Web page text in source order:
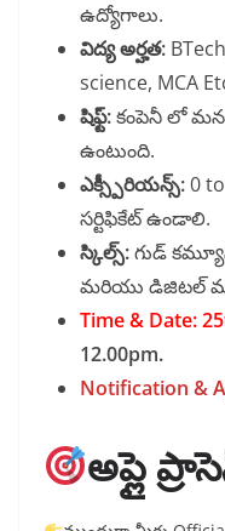
ఉద్యోగాలు.
విద్య అర్హత:
science, MCA
షిఫ్ట్:కంపెనీ లో
ఉంటుంది.
ఎక్స్పీరియన్స్:0
సర్టిఫికేట్ ఉండాలి.
స్కిల్స్:గుడ్
మరియు డిజిటల్
Time & Date:
12.00pm.
Notification &
అప్లై